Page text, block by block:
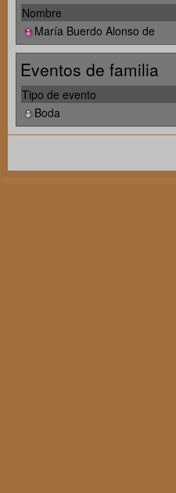
Nombre
María Buerdo Alonso de
Eventos de familia
Tipo de evento
Boda